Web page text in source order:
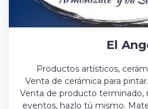
El
Productos artísticos,
Venta de cerámica para
Venta de producto terminado,
eventos, hazlo tú mismo.